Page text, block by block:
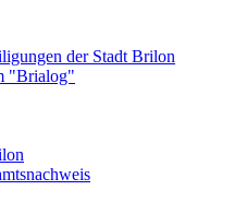
der Stadt Brilon
"Brialog"